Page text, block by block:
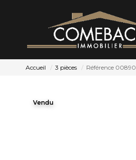
Accueil 3 pièces Référence 00890
Vendu